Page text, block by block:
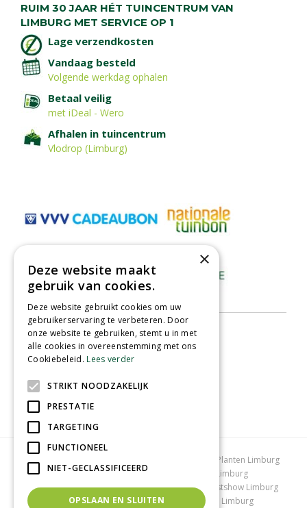
RUIM 30 JAAR HÉT TUINCENTRUM VAN
LIMBURG MET SERVICE OP 1
Lage verzendkosten
Vandaag besteld
Volgende werkdag ophalen
Betaal veilig
met iDeal - Wero
Afhalen in tuincentrum
Vlodrop (Limburg)
Tuincentrum Limburg
Planten Limburg
Bomen en struiken Limburg
Tuinplanten Limburg
Tuincentrum Vlodrop Gartencenter Vlodrop
Kerstshow Limburg
Kerstverlichting Lemax huisjes Vijvervissen Limburg
×
Deze website maakt
gebruik van cookies.
Deze website gebruikt cookies om uw
gebruikerservaring te verbeteren. Door
onze website te gebruiken, stemt u in met
alle cookies in overeenstemming met ons
Cookiebeleid.Lees verder
STRIKT NOODZAKELIJK
PRESTATIE
TARGETING
FUNCTIONEEL
NIET-GECLASSIFICEERD
OPSLAAN EN SLUITEN